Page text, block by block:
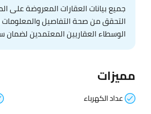
جميع بيانات العقارات المعروضة
التحقق من صحة التفاصيل والمعلومات
الوسطاء العقاريين المعتمدين لضمان
مميزات
عداد الكهرباء